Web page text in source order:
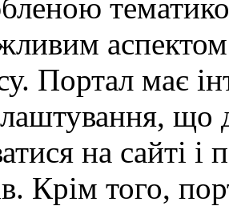
аспектом
Портал має
на сайті і
Крім того,